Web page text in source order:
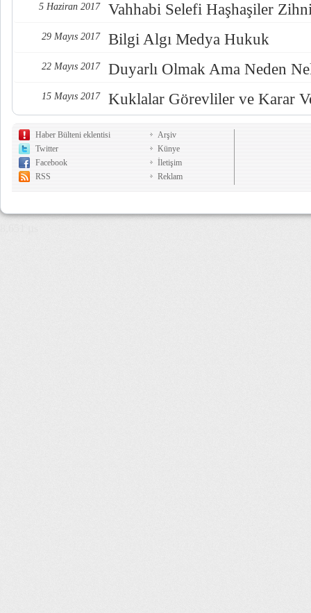
5 Haziran 2017 Vahhabi Selefi Haşhaşiler
29 Mayıs 2017 Bilgi Algı Medya Hukuk
22 Mayıs 2017 Duyarlı Olmak Ama Neden
15 Mayıs 2017 Kuklalar Görevliler ve Karar
Haber Bülteni eklentisi
Twitter
Facebook
RSS
Arşiv
Künye
İletişim
Reklam